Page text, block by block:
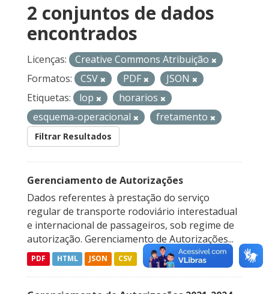
2 conjuntos de dados
encontrados
Licenças:
Creative Commons Atribuição
Formatos:
CSV PDF
JSON
Etiquetas:
lop
horarios
esquema-operacional
fretamento
Filtrar Resultados
Gerenciamento de Autorizações
Dados referentes à prestação do serviço
regular de transporte rodoviário interestadual
e internacional de passageiros, sob regime de
autorização. Gerenciamento de Autorizações...
PDF HTML JSON CSV